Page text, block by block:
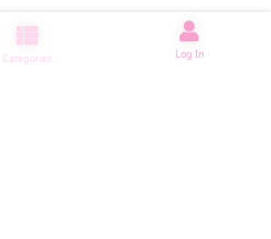
Categories Log In